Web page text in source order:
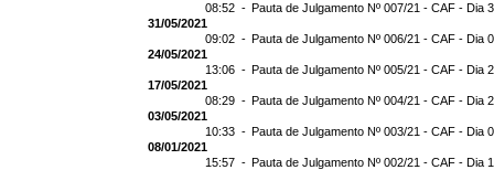
08:52 - Pauta de Julgamento Nº 007/21 - CAF - Dia
31/05/2021
09:02 - Pauta de Julgamento Nº 006/21 - CAF - Dia
24/05/2021
13:06 - Pauta de Julgamento Nº 005/21 - CAF - Dia
17/05/2021
08:29 - Pauta de Julgamento Nº 004/21 - CAF - Dia
03/05/2021
10:33 - Pauta de Julgamento Nº 003/21 - CAF - Dia
08/01/2021
15:57 - Pauta de Julgamento Nº 002/21 - CAF - Dia